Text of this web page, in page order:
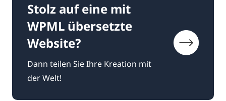
Stolz auf eine mit
WPML übersetzte
Website?
Dann teilen Sie Ihre Kreation mit
der Welt!